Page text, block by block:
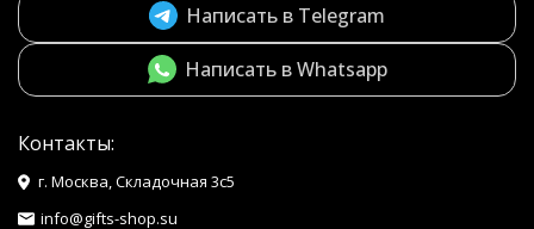
Написать в Telegram
Написать в Whatsapp
Контакты:
г. Москва, Складочная 3с5
info@gifts-shop.su